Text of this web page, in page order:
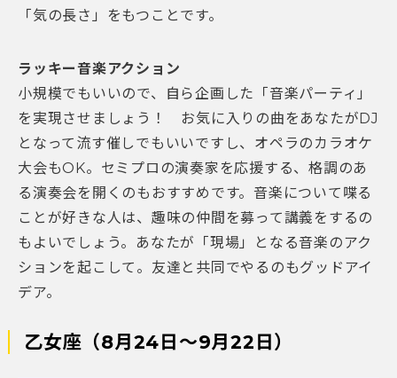
「気の長さ」をもつことです。
ラッキー音楽アクション
小規模でもいいので、自ら企画した「音楽パーティ」
を実現させましょう！ お気に入りの曲をあなたがDJ
となって流す催しでもいいですし、オペラのカラオケ
大会もOK。セミプロの演奏家を応援する、格調のあ
る演奏会を開くのもおすすめです。音楽について喋る
ことが好きな人は、趣味の仲間を募って講義をするの
もよいでしょう。あなたが「現場」となる音楽のアク
ションを起こして。友達と共同でやるのもグッドアイ
デア。
乙女座（8月24日～9月22日）